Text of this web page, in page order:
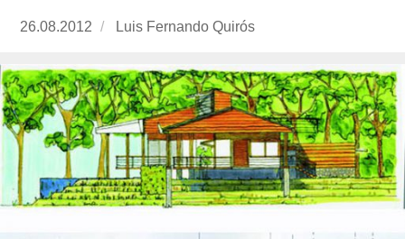
Publicado
26.08.2012
https://www.experimenta.es/author/luis-
quiros/
Luis Fernando Quirós